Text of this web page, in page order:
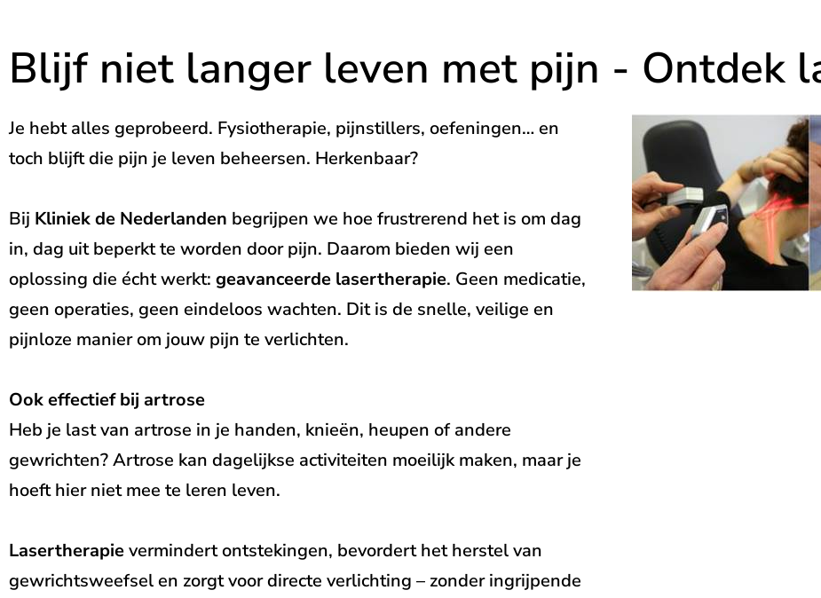
Blijf niet langer leven met pijn - Ontdek
Je hebt alles geprobeerd. Fysiotherapie, pijnstillers, oefeningen… en
toch blijft die pijn je leven beheersen. Herkenbaar?
Bij Kliniek de Nederlanden begrijpen we hoe frustrerend het is om dag
in, dag uit beperkt te worden door pijn. Daarom bieden wij een
oplossing die écht werkt: geavanceerde lasertherapie. Geen medicatie,
geen operaties, geen eindeloos wachten. Dit is de snelle, veilige en
pijnloze manier om jouw pijn te verlichten.
Ook effectief bij artrose
Heb je last van artrose in je handen, knieën, heupen of andere
gewrichten? Artrose kan dagelijkse activiteiten moeilijk maken, maar je
hoeft hier niet mee te leren leven.
Lasertherapievermindert ontstekingen, bevordert het herstel van
gewrichtsweefsel en zorgt voor directe verlichting – zonder ingrijpende